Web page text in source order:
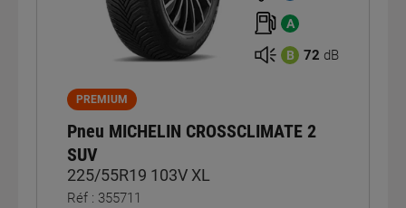
A
B 72 dB
PREMIUM
Pneu MICHELIN CROSSCLIMATE 2
SUV
225/55R19 103V XL
Réf : 355711